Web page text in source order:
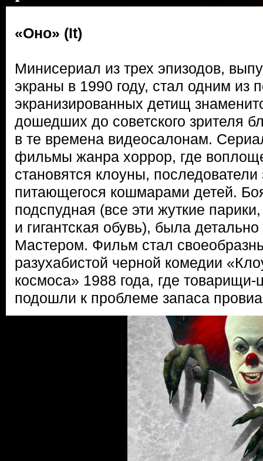
«Оно» (It)
Минисериал из трех эпизодов,
экраны в 1990 году, стал одним из
экранизированных детищ
дошедших до советского зрителя
в те времена видеосалонам.
фильмы жанра хоррор, где
становятся клоуны,
питающегося кошмарами детей.
подспудная (все эти жуткие
и гигантская обувь), была
Мастером. Фильм стал
разухабистой черной комедии
космоса» 1988 года, где товарищи-
подошли к проблеме запаса